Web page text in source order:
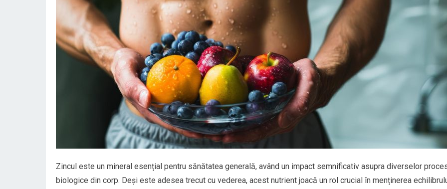
Zincul este un mineral esențial pentru sănătatea generală, având un impact semnificativ asupra diverselor
biologice din corp. Deși este adesea trecut cu vederea, acest nutrient joacă un rol crucial în menținerea